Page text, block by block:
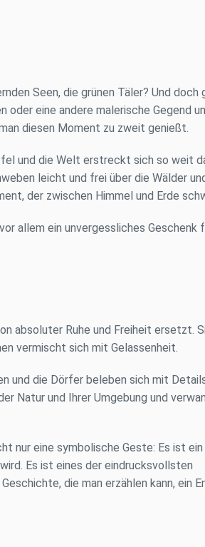
Seen, die grünen Täler? Und doch
eine andere malerische Gegend
diesen Moment zu zweit genießt.
und die Welt erstreckt sich so weit
leicht und frei über die Wälder
der zwischen Himmel und Erde
allem ein unvergessliches Geschenk
absoluter Ruhe und Freiheit ersetzt.
vermischt sich mit Gelassenheit.
und die Dörfer beleben sich mit
Natur und Ihrer Umgebung und
nur eine symbolische Geste: Es ist ein
Es ist eines der eindrucksvollsten
die man erzählen kann, ein